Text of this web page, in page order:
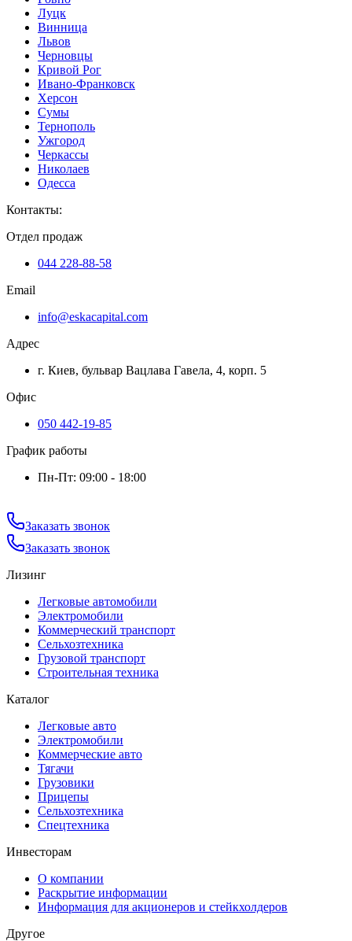
Луцк
Винница
Львов
Черновцы
Кривой Рог
Ивано-Франковск
Херсон
Сумы
Тернополь
Ужгород
Черкассы
Николаев
Одесса
Контакты:
Отдел продаж
044 228-88-58
Email
info@eskacapital.com
Адрес
г. Киев, бульвар Вацлава Гавела, 4, корп. 5
Офис
050 442-19-85
График работы
Пн-Пт: 09:00 - 18:00
Заказать звонок
Заказать звонок
Лизинг
Легковые автомобили
Электромобили
Коммерческий транспорт
Сельхозтехника
Грузовой транспорт
Строительная техника
Каталог
Легковые авто
Электромобили
Коммерческие авто
Тягачи
Грузовики
Прицепы
Сельхозтехника
Спецтехника
Инвесторам
О компании
Раскрытие информации
Информация для акционеров и стейкхолдеров
Другое